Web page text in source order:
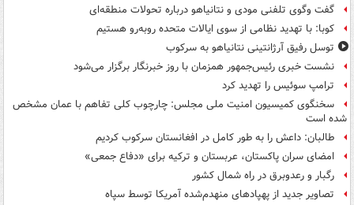
گفت وگوی تلفنی مودی و نتانیاهو درباره تحولات منطقه‌ای
کوبا: با تهدید نظامی از سوی ایالات متحده روبه‌رو هستیم
توسل رفیق آرژانتینی نتانیاهو به سرکوب
نشست خبری رئیس‌جمهور همزمان با روز خبرنگار برگزار می‌شود
ترامپ سوئیس را تهدید کرد
سخنگوی کمیسیون امنیت ملی مجلس: چارچوب کلی تفاهم با عمان مشخص
شده است
طالبان: داعش را به طور کامل در افغانستان سرکوب کردیم
امضای سران پاکستان، عربستان و ترکیه برای «دفاع جمعی»
رگبار و رعدوبرق در راه شمال کشور
تصاویر جدید از پهپادهای منهدم‌شده آمریکا توسط سپاه